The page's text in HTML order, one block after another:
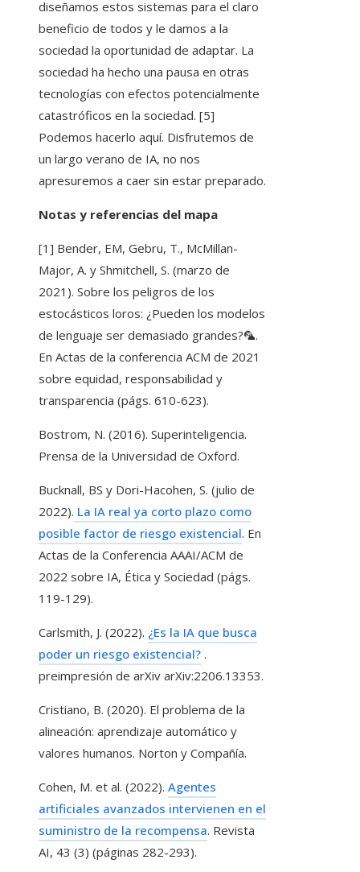
diseñamos estos sistemas para el claro
beneficio de todos y le damos a la
sociedad la oportunidad de adaptar. La
sociedad ha hecho una pausa en otras
tecnologías con efectos potencialmente
catastróficos en la sociedad. [5]
Podemos hacerlo aquí. Disfrutemos de
un largo verano de IA, no nos
apresuremos a caer sin estar preparado.
Notas y referencias del mapa
[1] Bender, EM, Gebru, T., McMillan-
Major, A. y Shmitchell, S. (marzo de
2021). Sobre los peligros de los
estocásticos loros: ¿Pueden los modelos
de lenguaje ser demasiado grandes?🦜.
En Actas de la conferencia ACM de 2021
sobre equidad, responsabilidad y
transparencia (págs. 610-623).
Bostrom, N. (2016). Superinteligencia.
Prensa de la Universidad de Oxford.
Bucknall, BS y Dori-Hacohen, S. (julio de
2022). La IA real ya corto plazo como
posible factor de riesgo existencial. En
Actas de la Conferencia AAAI/ACM de
2022 sobre IA, Ética y Sociedad (págs.
119-129).
Carlsmith, J. (2022). ¿Es la IA que busca
poder un riesgo existencial? .
preimpresión de arXiv arXiv:2206.13353.
Cristiano, B. (2020). El problema de la
alineación: aprendizaje automático y
valores humanos. Norton y Compañía.
Cohen, M. et al. (2022). Agentes
artificiales avanzados intervienen en el
suministro de la recompensa. Revista
AI, 43 (3) (páginas 282-293).